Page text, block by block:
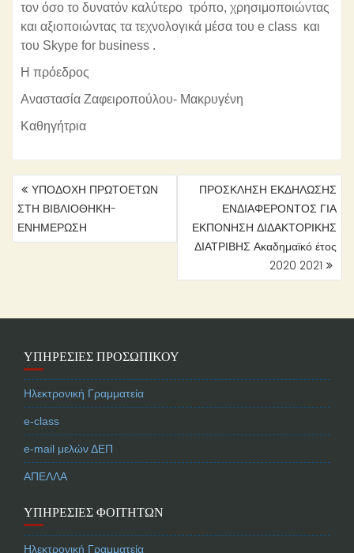
τον όσο το δυνατόν καλύτερο τρόπο, χρησιμοποιώντας
και αξιοποιώντας τα τεχνολογικά μέσα του e class και
του Skype for business .
Η πρόεδρος
Αναστασία Ζαφειροπούλου- Μακρυγένη
Καθηγήτρια
ΠΛΟΉΓΗΣΗ
ΥΠΟΔΟΧΗ ΠΡΩΤΟΕΤΩΝ
ΣΤΗ ΒΙΒΛΙΟΘΗΚΗ-
ΕΝΗΜΕΡΩΣΗ
ΠΡΟΣΚΛΗΣΗ ΕΚΔΗΛΩΣΗΣ
ΕΝΔΙΑΦΕΡΟΝΤΟΣ ΓΙΑ
ΕΚΠΟΝΗΣΗ ΔΙΔΑΚΤΟΡΙΚΗΣ
ΔΙΑΤΡΙΒΗΣ Ακαδημαϊκό έτος
2020 2021
ΥΠΗΡΕΣΊΕΣ ΠΡΟΣΩΠΙΚΟΎ
Ηλεκτρονική Γραμματεία
e-class
e-mail μελών ΔΕΠ
ΑΠΕΛΛΑ
ΥΠΗΡΕΣΊΕΣ ΦΟΙΤΗΤΏΝ
Ηλεκτρονική Γραμματεία